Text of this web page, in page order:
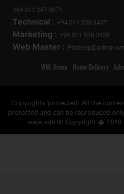
+94 011 247 9671
Technical : +94 011 538 3437
Marketing : +94 011 538 3439
Web Master :
WNL Home Home Delivery
Copyrights protected: All the
protected and can be reproduced
www.ada.lk' Copyright � 2018